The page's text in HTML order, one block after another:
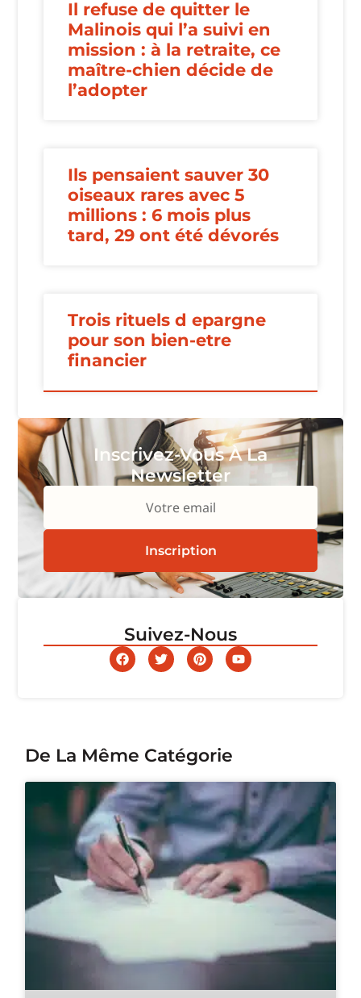
Il refuse de quitter le
Malinois qui l’a suivi en
mission : à la retraite, ce
maître-chien décide de
l’adopter
Ils pensaient sauver 30
oiseaux rares avec 5
millions : 6 mois plus
tard, 29 ont été dévorés
Trois rituels d epargne
pour son bien-etre
financier
Inscrivez-Vous À La
Newsletter
Votre email
Inscription
Suivez-Nous
De La Même Catégorie